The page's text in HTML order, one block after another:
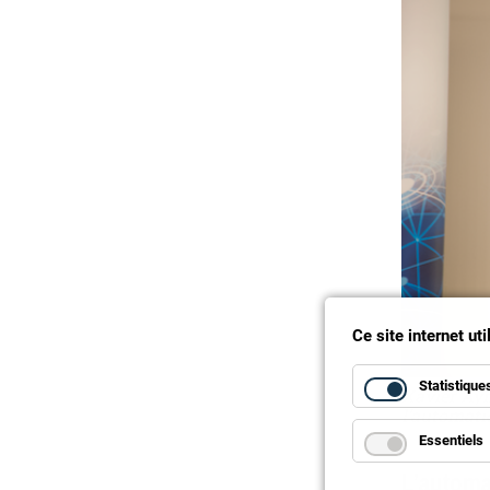
Xavier
Ce site internet
Essentiels